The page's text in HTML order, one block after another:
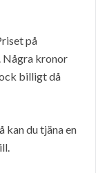
på
Några kronor
billigt då
kan du tjäna en